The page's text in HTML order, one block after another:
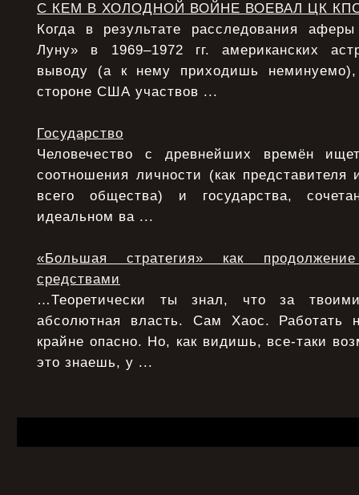
С КЕМ В ХОЛОДНОЙ ВОЙНЕ ВОЕВАЛ ЦК
Когда в результате расследования
Луну» в 1969–1972 гг. американских
выводу (а к нему приходишь
стороне США участвов ...
Государство
Человечество с древнейших времён
соотношения личности (как представителя
всего общества) и государства,
идеальном ва ...
«Большая стратегия» как
средствами
…Теоретически ты знал, что за
абсолютная власть. Сам Хаос. Работать
крайне опасно. Но, как видишь, все-таки
это знаешь, у ...